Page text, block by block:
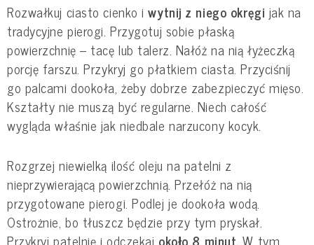
Rozwałkuj ciasto cienko iwytnij z niego okręgi jak na
tradycyjne pierogi. Przygotuj sobie płaską
powierzchnię – tacę lub talerz. Nałóż na nią łyżeczką
porcję farszu. Przykryj go płatkiem ciasta. Przyciśnij
go palcami dookoła, żeby dobrze zabezpieczyć mięso.
Kształty nie muszą być regularne. Niech całość
wygląda właśnie jak niedbale narzucony kocyk.
Rozgrzej niewielką ilość oleju na patelni z
nieprzywierającą powierzchnią. Przełóż na nią
przygotowane pierogi. Podlej je dookoła wodą.
Ostrożnie, bo tłuszcz będzie przy tym pryskał.
Przykryj patelnię i odczekaj około 8 minut. W tym